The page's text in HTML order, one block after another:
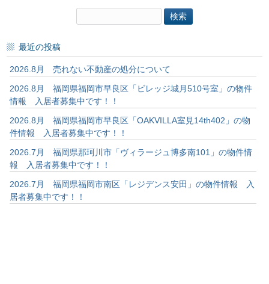
最近の投稿
2026.8月 売れない不動産の処分について
2026.8月 福岡県福岡市早良区「ビレッジ城月510号室」の物件
情報 入居者募集中です！！
2026.8月 福岡県福岡市早良区「OAKVILLA室見14th402」の物
件情報 入居者募集中です！！
2026.7月 福岡県那珂川市「ヴィラージュ博多南101」の物件情
報 入居者募集中です！！
2026.7月 福岡県福岡市南区「レジデンス安田」の物件情報 入
居者募集中です！！